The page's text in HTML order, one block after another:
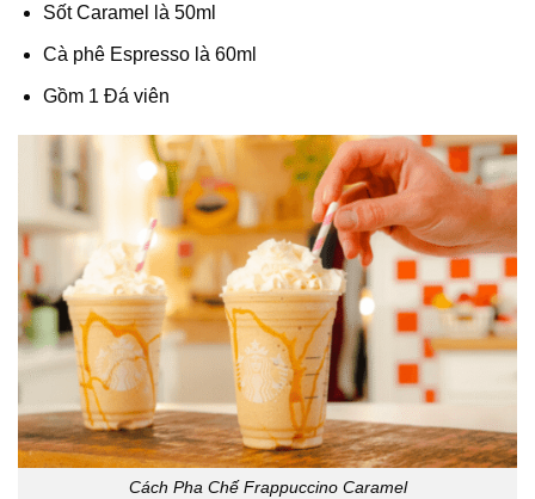
Sốt Caramel là 50ml
Cà phê Espresso là 60ml
Gồm 1 Đá viên
Cách Pha Chế Frappuccino Caramel